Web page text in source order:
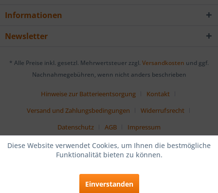
Informationen
Newsletter
* Alle Preise inkl. gesetzl. Mehrwertsteuer zzgl. Versandkosten und ggf.
Nachnahmegebühren, wenn nicht anders beschrieben
Hinweise zur Batterieentsorgung
Kontakt
Versand und Zahlungsbedingungen
Widerrufsrecht
Datenschutz
AGB Impressum
Diese Website verwendet Cookies, um Ihnen die bestmögliche
Funktionalität bieten zu können.
Einverstanden